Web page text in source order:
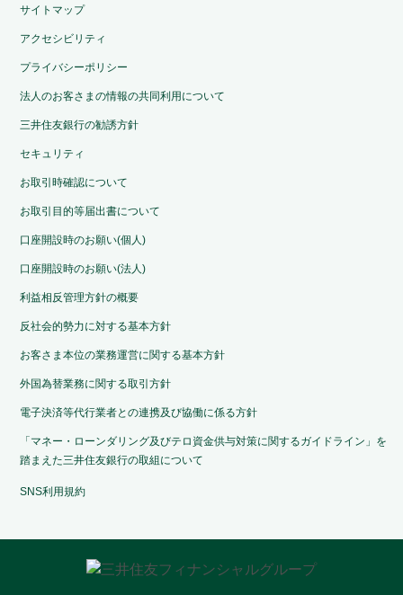
サイトマップ
アクセシビリティ
プライバシーポリシー
法人のお客さまの情報の共同利用について
三井住友銀行の勧誘方針
セキュリティ
お取引時確認について
お取引目的等届出書について
口座開設時のお願い(個人)
口座開設時のお願い(法人)
利益相反管理方針の概要
反社会的勢力に対する基本方針
お客さま本位の業務運営に関する基本方針
外国為替業務に関する取引方針
電子決済等代行業者との連携及び協働に係る方針
「マネー・ローンダリング及びテロ資金供与対策に関するガイドライン」を
踏まえた三井住友銀行の取組について
SNS利用規約